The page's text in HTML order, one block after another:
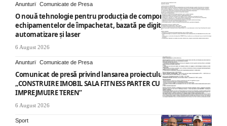
Anunturi Comunicate de Presa
O nouă tehnologie pentru producția de componente ale
echipamentelor de împachetat, bazată pe digitalizare,
automatizare și laser
6 August 2026
Anunturi Comunicate de Presa
Comunicat de presă privind lansarea proiectului cu titlul
„CONSTRUIRE IMOBIL SALA FITNESS PARTER CU SUPANTA SI
IMPREJMUIRE TEREN”
6 August 2026
Sport